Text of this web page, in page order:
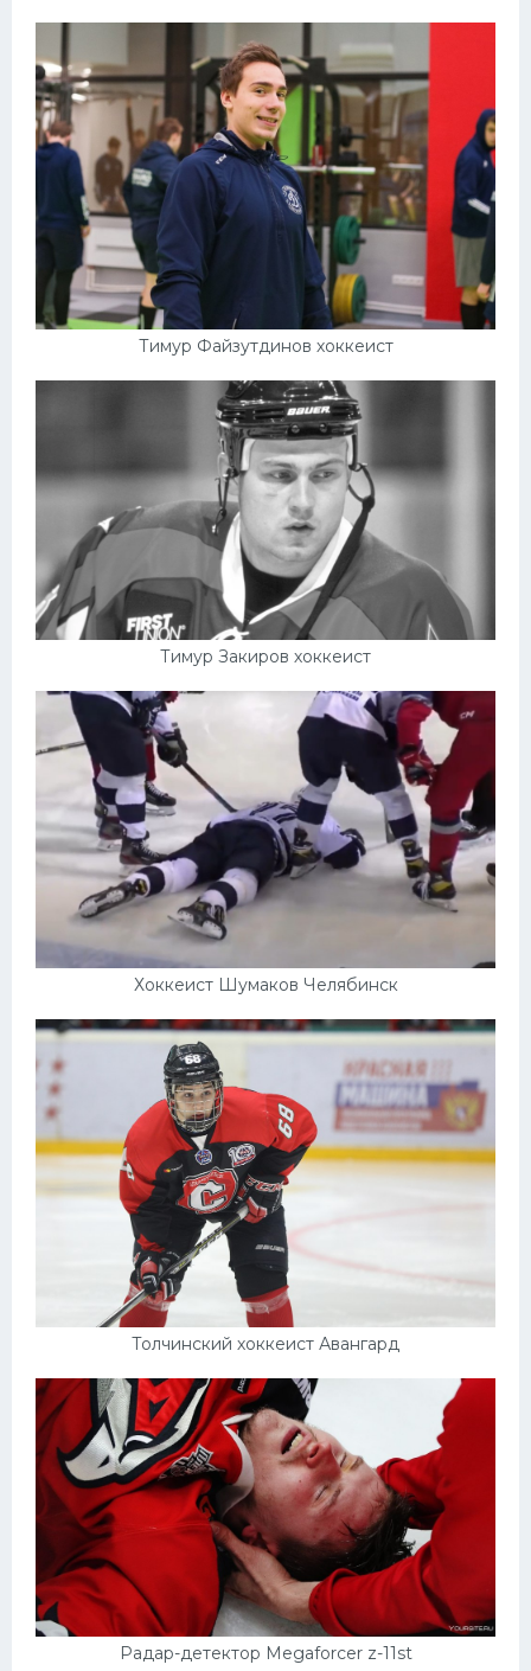
Тимур Файзутдинов хоккеист
Тимур Закиров хоккеист
Хоккеист Шумаков Челябинск
Толчинский хоккеист Авангард
Радар-детектор Megaforcer z-11st